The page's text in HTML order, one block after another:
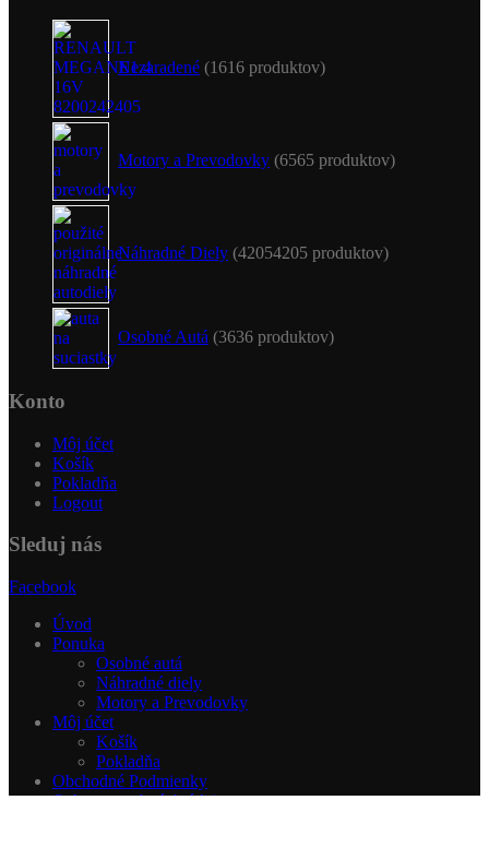
Nezaradené 1616 produktov
Motory a Prevodovky 6565 produktov
Náhradné Diely 42054205 produktov
Osobné Autá 3636 produktov
Konto
Môj účet
Košík
Pokladňa
Logout
Sleduj nás
Facebook
Úvod
Ponuka
Osobné autá
Náhradné diely
Motory a Prevodovky
Môj účet
Košík
Pokladňa
Obchodné Podmienky
Ochrana osobných údajov